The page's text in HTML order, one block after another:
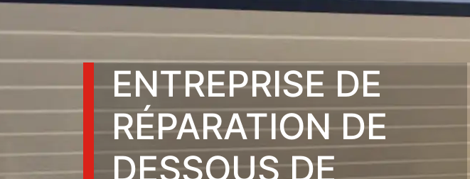
ENTREPRISE DE
RÉPARATION DE
DESSOUS DE